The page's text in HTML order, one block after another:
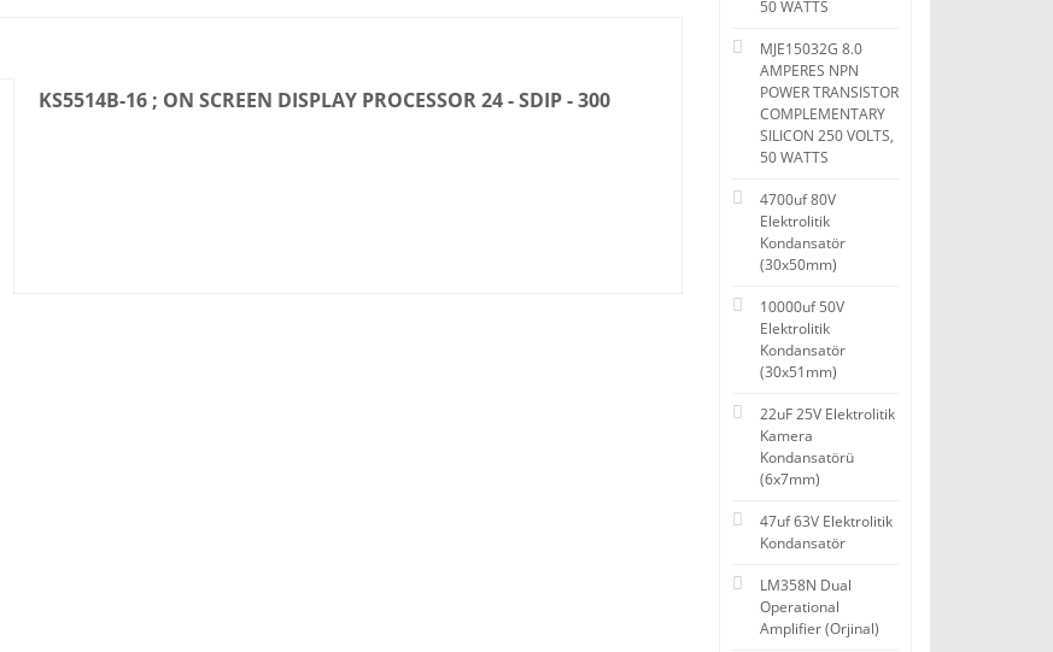
KS5514B-16 ; ON SCREEN DISPLAY PROCESSOR 24 - SDIP - 300
50 WATTS
MJE15032G 8.0
AMPERES NPN
POWER TRANSISTOR
COMPLEMENTARY
SILICON 250 VOLTS,
50 WATTS
4700uf 80V
Elektrolitik
Kondansatör
(30x50mm)
10000uf 50V
Elektrolitik
Kondansatör
(30x51mm)
22uF 25V Elektrolitik
Kamera
Kondansatörü
(6x7mm)
47uf 63V Elektrolitik
Kondansatör
LM358N Dual
Operational
Amplifier (Orjinal)